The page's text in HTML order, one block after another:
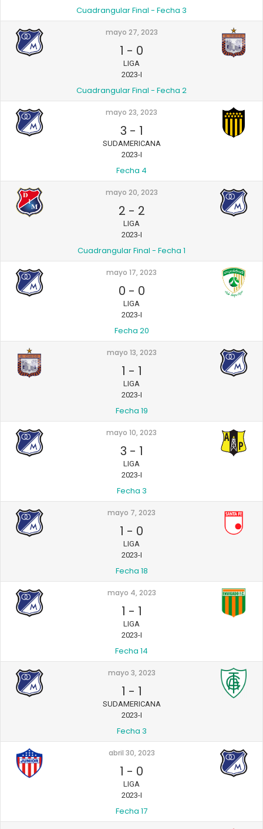
Cuadrangular Final - Fecha 3
mayo 27, 2023
1 - 0
LIGA
2023-I
Cuadrangular Final - Fecha 2
mayo 23, 2023
3 - 1
SUDAMERICANA
2023-I
Fecha 4
mayo 20, 2023
2 - 2
LIGA
2023-I
Cuadrangular Final - Fecha 1
mayo 17, 2023
0 - 0
LIGA
2023-I
Fecha 20
mayo 13, 2023
1 - 1
LIGA
2023-I
Fecha 19
mayo 10, 2023
3 - 1
LIGA
2023-I
Fecha 3
mayo 7, 2023
1 - 0
LIGA
2023-I
Fecha 18
mayo 4, 2023
1 - 1
LIGA
2023-I
Fecha 14
mayo 3, 2023
1 - 1
SUDAMERICANA
2023-I
Fecha 3
abril 30, 2023
1 - 0
LIGA
2023-I
Fecha 17